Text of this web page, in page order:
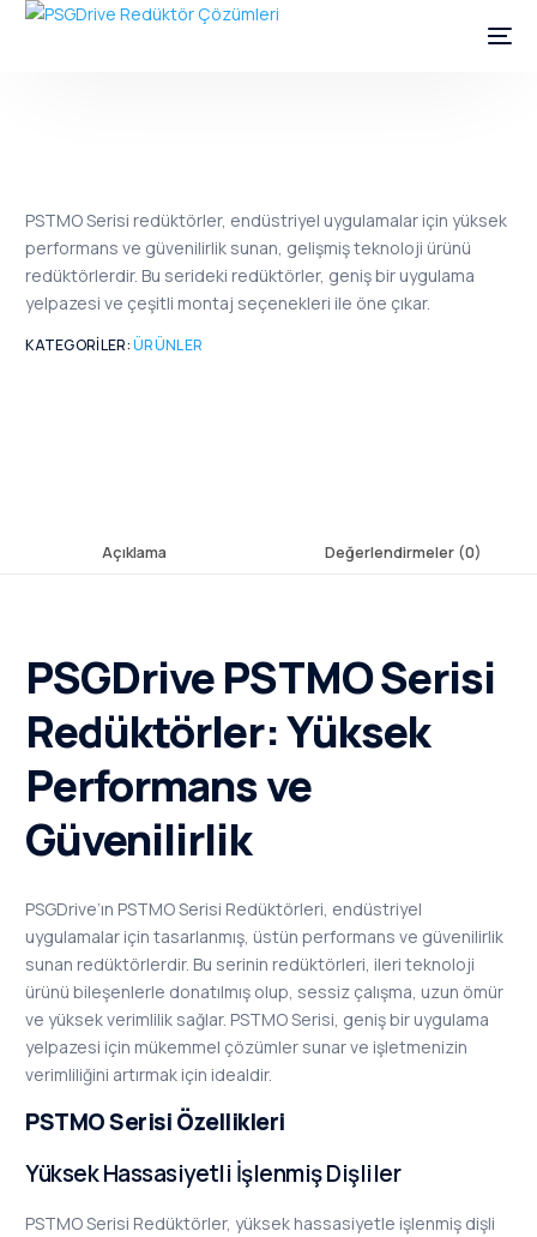
PSTMO Serisi redüktörler, endüstriyel uygulamalar için yüksek
performans ve güvenilirlik sunan, gelişmiş teknoloji ürünü
redüktörlerdir. Bu serideki redüktörler, geniş bir uygulama
yelpazesi ve çeşitli montaj seçenekleri ile öne çıkar.
KATEGORILER:ÜRÜNLER
Açıklama Değerlendirmeler (0)
PSGDrive PSTMO Serisi
Redüktörler: Yüksek
Performans ve
Güvenilirlik
PSGDrive’ın PSTMO Serisi Redüktörleri, endüstriyel
uygulamalar için tasarlanmış, üstün performans ve güvenilirlik
sunan redüktörlerdir. Bu serinin redüktörleri, ileri teknoloji
ürünü bileşenlerle donatılmış olup, sessiz çalışma, uzun ömür
ve yüksek verimlilik sağlar. PSTMO Serisi, geniş bir uygulama
yelpazesi için mükemmel çözümler sunar ve işletmenizin
verimliliğini artırmak için idealdir.
PSTMO Serisi Özellikleri
Yüksek Hassasiyetli İşlenmiş Dişliler
PSTMO Serisi Redüktörler, yüksek hassasiyetle işlenmiş dişli